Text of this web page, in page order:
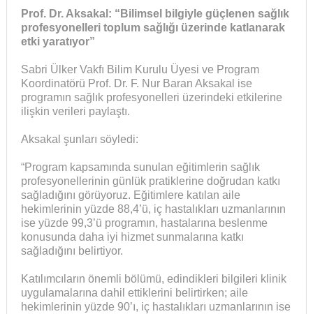
Prof. Dr. Aksakal: “Bilimsel bilgiyle güçlenen sağlık
profesyonelleri toplum sağlığı üzerinde katlanarak
etki yaratıyor”
Sabri Ülker Vakfı Bilim Kurulu Üyesi ve Program
Koordinatörü Prof. Dr. F. Nur Baran Aksakal ise
programın sağlık profesyonelleri üzerindeki etkilerine
ilişkin verileri paylaştı.
Aksakal şunları söyledi:
“Program kapsamında sunulan eğitimlerin sağlık
profesyonellerinin günlük pratiklerine doğrudan katkı
sağladığını görüyoruz. Eğitimlere katılan aile
hekimlerinin yüzde 88,4’ü, iç hastalıkları uzmanlarının
ise yüzde 99,3’ü programın, hastalarına beslenme
konusunda daha iyi hizmet sunmalarına katkı
sağladığını belirtiyor.
Katılımcıların önemli bölümü, edindikleri bilgileri klinik
uygulamalarına dahil ettiklerini belirtirken; aile
hekimlerinin yüzde 90’ı, iç hastalıkları uzmanlarının ise